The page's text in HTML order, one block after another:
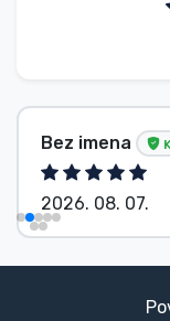
Bez imena
2026. 08. 07.